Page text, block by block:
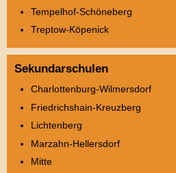
Tempelhof-Schöneberg
Treptow-Köpenick
Sekundarschulen
Charlottenburg-Wilmersdorf
Friedrichshain-Kreuzberg
Lichtenberg
Marzahn-Hellersdorf
Mitte